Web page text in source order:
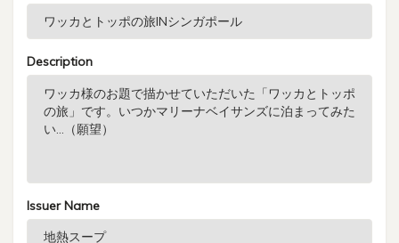
Description
Issuer Name